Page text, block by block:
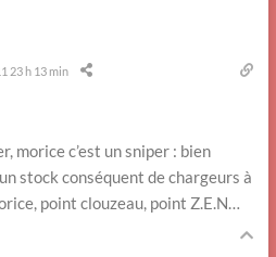
23 h 13 min
morice c’est un sniper : bien
stock conséquent de chargeurs à
point clouzeau, point Z.E.N…